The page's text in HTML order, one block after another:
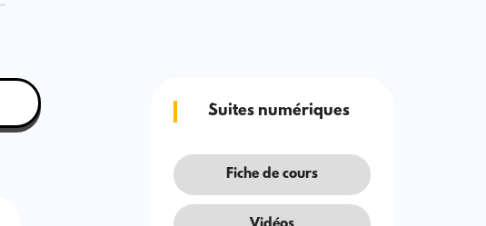
Suites numériques
Fiche de cours